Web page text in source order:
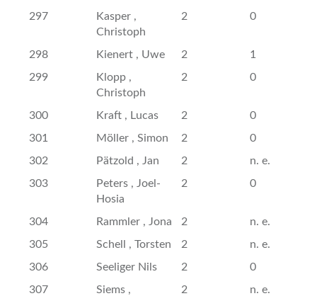
297
Kasper ,
Christoph
2 0
298 Kienert , Uwe 2
1
299
Klopp ,
Christoph
2 0
300 Kraft , Lucas 2
0
301
Möller , Simon 2
0
302
Pätzold , Jan 2
n. e.
303
Peters , Joel-
Hosia
2 0
304 Rammler , Jona 2
n. e.
305
Schell , Torsten 2
n. e.
306
Seeliger Nils 2
0
307
Siems ,
2 n. e.